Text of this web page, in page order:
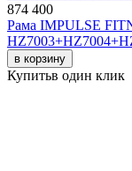
874 400
Рама IMPULSE
в корзину
Купитьв один клик